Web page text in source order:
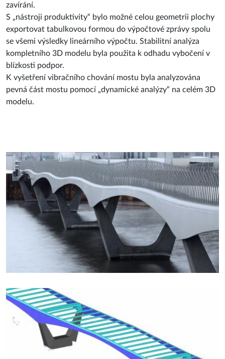
zavírání.
S „nástroji produktivity“ bylo možné celou geometrii plochy
exportovat tabulkovou formou do výpočtové zprávy spolu
se všemi výsledky lineárního výpočtu. Stabilitní analýza
kompletního 3D modelu byla použita k odhadu vybočení v
blízkosti podpor.
K vyšetření vibračního chování mostu byla analyzována
pevná část mostu pomocí „dynamické analýzy“ na celém 3D
modelu.